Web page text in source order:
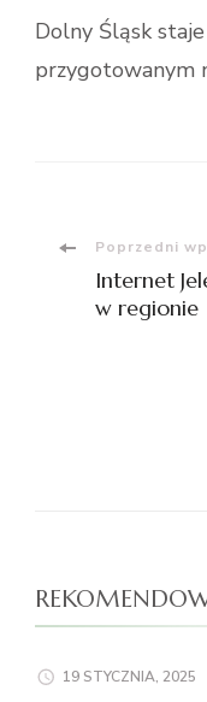
Dolny Śląsk
przygotowanym
wpisu
Poprzedni
Internet
w regionie
19 STYCZNIA, 2025